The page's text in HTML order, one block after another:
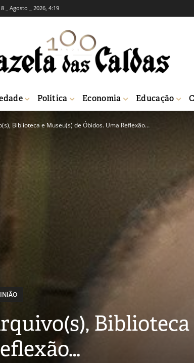
_ Agosto _ 2026, 4:19
Política Economia Educação
Biblioteca e Museu(s) de Óbidos. Uma Reflexão…
Biblioteca